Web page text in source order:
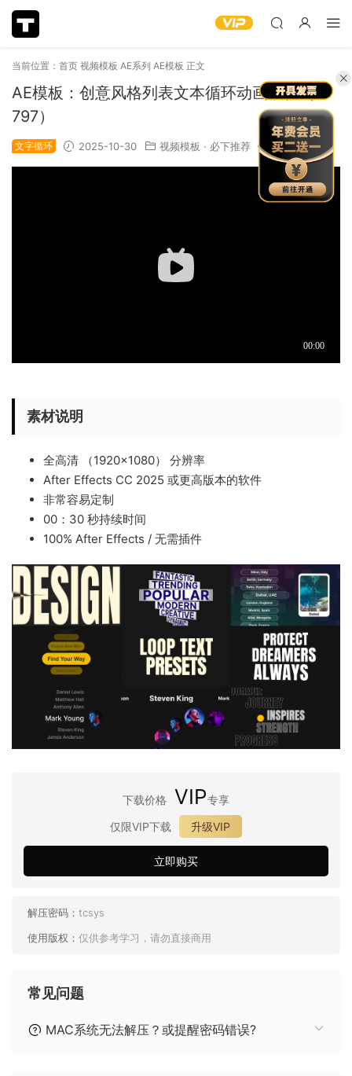
当前位置： 首页 视频模板 AE系列 AE模板 正文
AE模板：创意风格列表文本循环动画模板（13
797）
文字循环 2025-10-30 视频模板 · 必下推荐 1.16k
素材说明
全高清 （1920×1080） 分辨率
After Effects CC 2025 或更高版本的软件
非常容易定制
00：30 秒持续时间
100% After Effects / 无需插件
下载价格 VIP专享
仅限VIP下载
升级VIP
立即购买
解压密码： tcsys
使用版权： 仅供参考学习，请勿直接商用
常见问题
MAC系统无法解压？或提醒密码错误?